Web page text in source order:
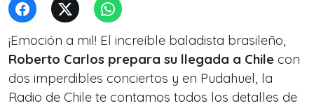
¡Emoción a mil! El increíble baladista brasileño,
Roberto Carlos prepara su llegada a Chile con
dos imperdibles conciertos y en Pudahuel, la
Radio de Chile te contamos todos los detalles de